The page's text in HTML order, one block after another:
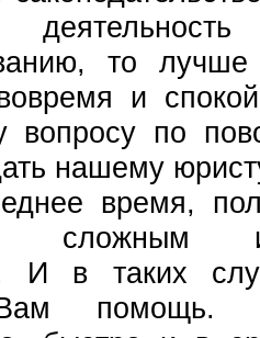
то
и
вопросу по
нашему
время,
сложным
И в таких
Вам помощь.